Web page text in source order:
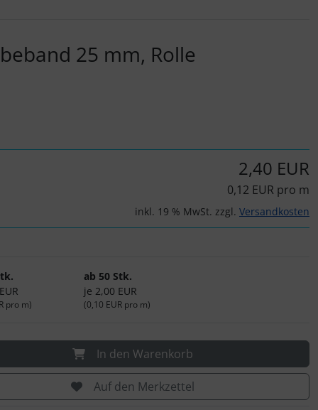
25 mm, Rolle
2,40 EUR
0,12 EUR pro m
inkl. 19 % MwSt. zzgl. Versandkosten
pro m)
ab 50 Stk.
je 2,00 EUR
(0,10 EUR pro m)
In den Warenkorb
Auf den Merkzettel